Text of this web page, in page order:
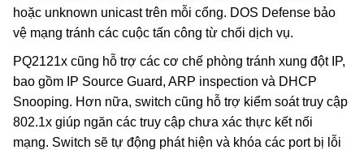
hoặc unknown unicast trên mỗi cổng. DOS Defense bảo
vệ mạng tránh các cuộc tấn công từ chối dịch vụ.
PQ2121x cũng hỗ trợ các cơ chế phòng tránh xung đột IP,
bao gồm IP Source Guard, ARP inspection và DHCP
Snooping. Hơn nữa, switch cũng hỗ trợ kiểm soát truy cập
802.1x giúp ngăn các truy cập chưa xác thực kết nối
mạng. Switch sẽ tự động phát hiện và khóa các port bị lỗi